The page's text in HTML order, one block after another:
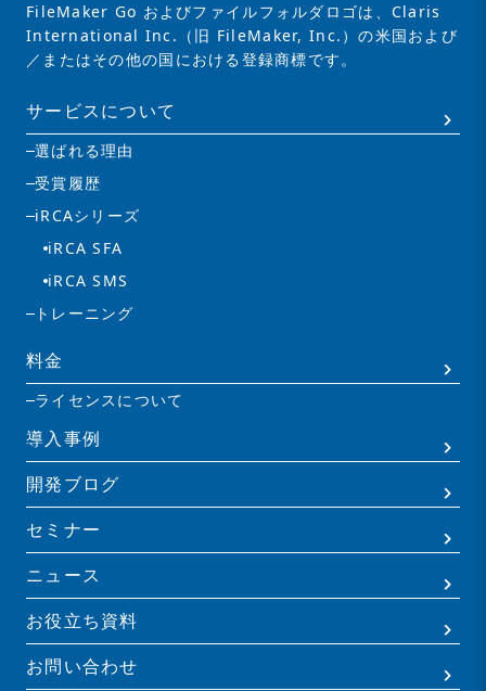
FileMaker Go およびファイルフォルダロゴは、Claris
International Inc.（旧 FileMaker, Inc.）の米国および
／またはその他の国における登録商標です。
サービスについて
選ばれる理由
受賞履歴
iRCAシリーズ
iRCA SFA
iRCA SMS
トレーニング
料金
ライセンスについて
導入事例
開発ブログ
セミナー
ニュース
お役立ち資料
お問い合わせ